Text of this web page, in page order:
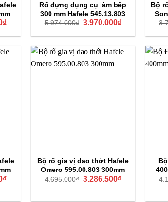
₫Giá
tại
3.843.000₫.
Rổ đựng dụng cụ làm bếp
300 mm Hafele 545.13.803
5.974.000₫ Giá
là:
3.970.000₫Giá
tại
3.970.000₫.
Bộ
₫Giá
Bộ rổ gia vị dao thớt Hafele
Omero 595.00.803 300mm
4.695.000₫ Giá
3.286.500₫Giá